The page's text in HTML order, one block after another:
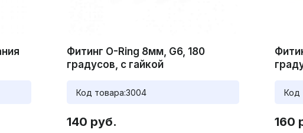
Фитинг O-Ring 8мм, G6, 180
градусов, с гайкой
Код товара:3004
140 руб.
Код
160